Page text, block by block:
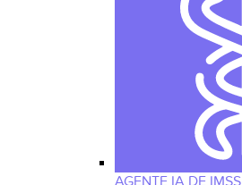
AGENTE IA DE IMSS